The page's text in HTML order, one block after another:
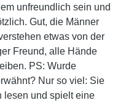
unfreundlich sein und
Gut, die Männer
etwas von der
Freund, alle Hände
PS: Wurde
Nur so viel: Sie
lesen und spielt eine